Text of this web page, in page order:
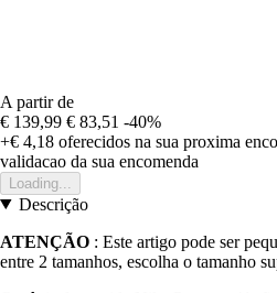
A partir de
€ 139,99 € 83,51 -40%
+€ 4,18 oferecidos na sua proxima
validacao da sua encomenda
Loading...
Descrição
ATENÇÃO : Este artigo pode ser
entre 2 tamanhos, escolha o tamanho